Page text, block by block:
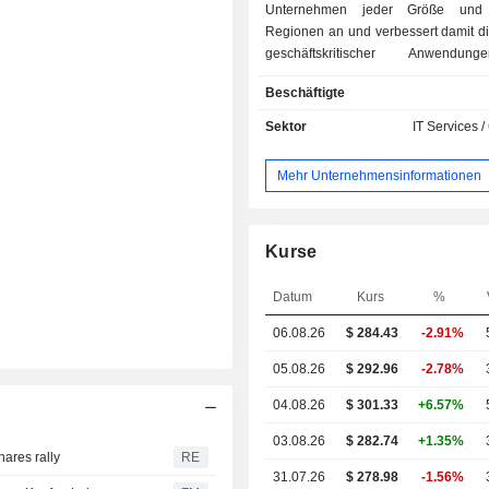
rally RE
Unternehmen jeder Größe
Regionen an und verbessert damit
geschäftskritischer
Anwendungsdienste, die
und Zuverlässigkeit für die mit
Unternehmens gewährleisten,
Websites
(SASE)-Plattform, die eine
Netzwerklösungen umfasst. Diese
sicherzustellen, dass der
aus dem Netzwerk und den
Unternehmens verifiziert und
sowie dazu, Rechenzentren, Cloud-
sicher mit einem Unternehmen zu
Das Unternehmen bietet
Beschäftigte
Sektor IT Services
Mehr Unternehmensinformationen
Kurse
Datum Kurs %
06.08.26 $ 284.43 -2.91%
05.08.26 $ 292.96 -2.78%
04.08.26 $ 301.33 +6.57%
03.08.26 $ 282.74 +1.35%
31.07.26 $ 278.98 -1.56%